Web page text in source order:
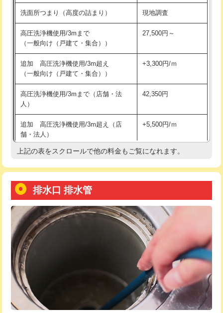
バスタブ設置 現場見積
追加人工 16,500円
廃棄・処分
※給水管工事は20mmまでの価格です。
持込商品取付（浄水器・分岐水栓） 16,500円
給水管工事※（ホール加工) 16,500円
給水管工事※（バンド止め)
給水管工事※（支持金具設置) 5,500円
給水管工事※（保温材使用（バンド止
め込み）)
5,500円
給水管工事※（土の掘削・埋め戻し作
業)
11,000円
用/3ｍまで)
用（追加）/3ｍ超え)
給水管工事※（ライニング鋼管・銅
管・ポリ管・HT管使用/3ｍまで)
44,000円
給水管工事※（ライニング鋼管・銅
管・ポリ管・HT管使用/3ｍ超え)
+8,800円
排水管工事（土の掘削・埋め戻し作
業）
11,000円~
排水管工事（排水管工事/3ｍまで） 55,000円
洗面所つまり（高度の詰まり） 現地調査
高圧洗浄機使用/3mまで
（一般向け（戸建て・集合））
27,500円～
追加 高圧洗浄機使用/3m超え
（一般向け（戸建て・集合））
+3,300円/ｍ
高圧洗浄機使用/3mまで（店舗・法
人）
42,350円
追加 高圧洗浄機使用/3m超え（店
舗・法人）
+5,500円/ｍ
高度高圧洗浄換 現地調査
トーラー機使用/3mまで
追加トーラー機使用/3m超え +3,300円
カメラ調査 33,000円
桝清掃 8,800円
止水・漏水調査・防水処理・清掃・修
理・調整・分解・加工など（軽作業）
11,000円
止水・漏水調査・防水処理・清掃・修
22,000円
上記の表をスクロールで他の料金もご覧になれます。
排水口 排水管